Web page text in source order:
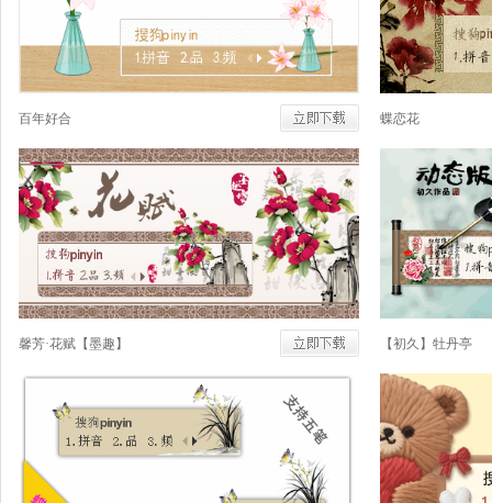
百年好合 蝶恋花
馨芳·花赋【墨趣】 【初久】牡丹亭